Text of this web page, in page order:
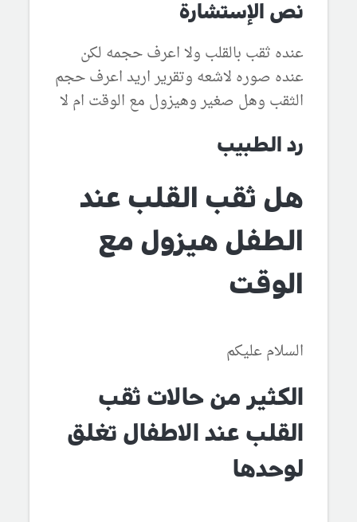
نص الإستشارة
عنده ثقب بالقلب ولا اعرف حجمه لكن
عنده صوره لاشعه وتقرير اريد اعرف حجم
الثقب وهل صغير وهيزول مع الوقت ام لا
رد الطبيب
هل ثقب القلب عند
الطفل هيزول مع
الوقت
السلام عليكم
الكثير من حالات ثقب
القلب عند الاطفال تغلق
لوحدها